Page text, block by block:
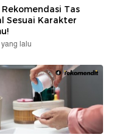
Rekomendasi Tas
Sesuai Karakter
lalu